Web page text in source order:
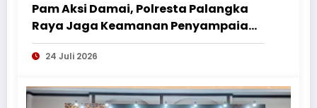
Pam Aksi Damai, Polresta Palangka
Raya Jaga Keamanan Penyampaian
Aspirasi Perkumpulan Pemuda
Nusantara
24 Juli 2026